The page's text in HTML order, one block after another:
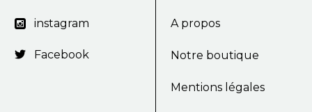
 instagram
 Facebook
A propos
Notre boutique
Mentions légales